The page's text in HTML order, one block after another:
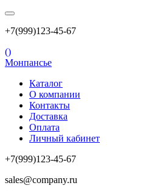
+7(999)123-45-67
()
Монпансье
Каталог
О компании
Контакты
Доставка
Оплата
Личный кабинет
+7(999)123-45-67
sales@company.ru